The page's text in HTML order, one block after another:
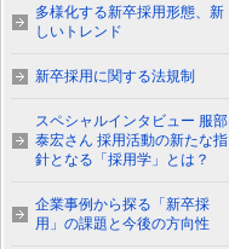
多様化する新卒採用形態、新
しいトレンド
新卒採用に関する法規制
スペシャルインタビュー 服部
泰宏さん 採用活動の新たな指
針となる「採用学」とは？
企業事例から探る「新卒採
用」の課題と今後の方向性